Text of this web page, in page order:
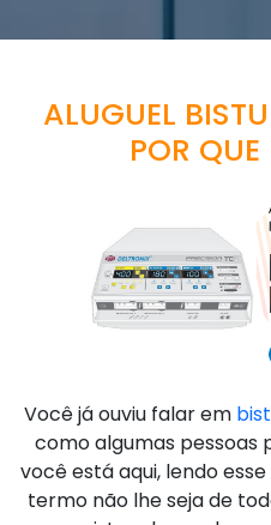
ALUGUEL
POR
Você já ouviu falar em
como algumas
você está aqui, lendo
termo não lhe seja de